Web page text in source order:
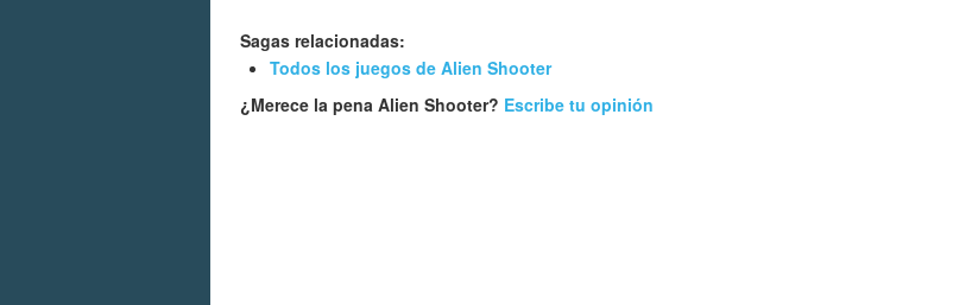
Sagas relacionadas:
Todos los juegos de Alien Shooter
¿Merece la pena Alien Shooter? Escribe tu opinión